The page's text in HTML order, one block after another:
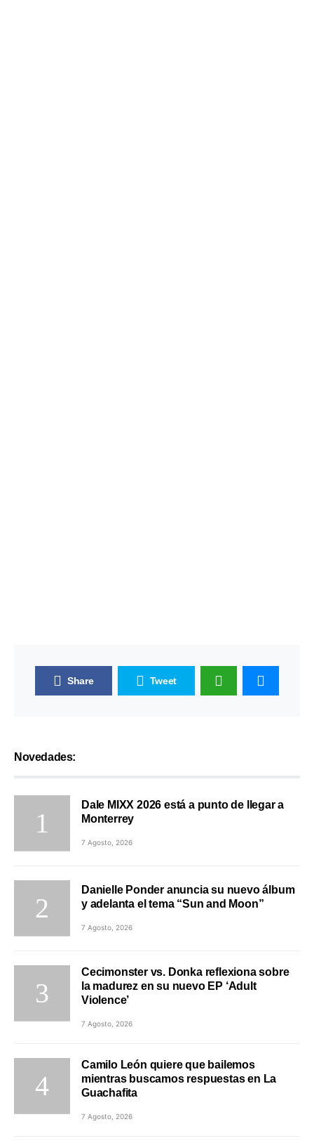
Share Tweet
Novedades:
Dale MIXX 2026 está a punto de llegar a
Monterrey
7 Agosto, 2026
Danielle Ponder anuncia su nuevo álbum
y adelanta el tema “Sun and Moon”
7 Agosto, 2026
Cecimonster vs. Donka reflexiona sobre
la madurez en su nuevo EP ‘Adult
Violence’
7 Agosto, 2026
Camilo León quiere que bailemos
mientras buscamos respuestas en La
Guachafita
7 Agosto, 2026